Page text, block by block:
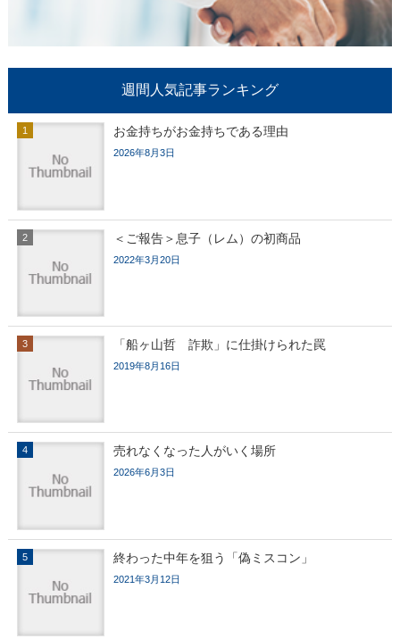
週間人気記事ランキング
お金持ちがお金持ちである理由
2026年8月3日
＜ご報告＞息子（レム）の初商品
2022年3月20日
「船ヶ山哲 詐欺」に仕掛けられた罠
2019年8月16日
売れなくなった人がいく場所
2026年6月3日
終わった中年を狙う「偽ミスコン」
2021年3月12日